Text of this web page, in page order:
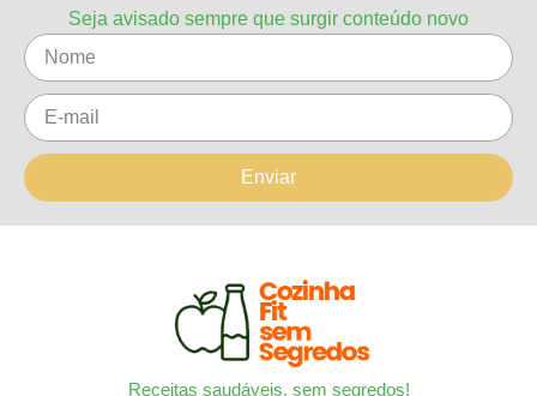
Seja avisado sempre que surgir conteúdo novo
Enviar
Receitas saudáveis, sem segredos!